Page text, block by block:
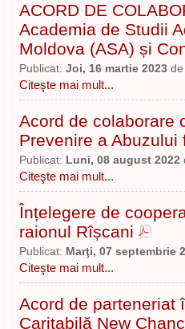
ACORD DE
Academia de Studii
Moldova (ASA) și
Publicat: Joi, 16 martie 2023
Citeşte mai mult...
Acord de colaborare
Prevenire a Abuzului
Publicat: Luni, 08 august 2022
Citeşte mai mult...
Înțelegere de
raionul Rîșcani
Publicat: Marţi, 07 septembrie
Citeşte mai mult...
Acord de parteneriat
Caritabilă New